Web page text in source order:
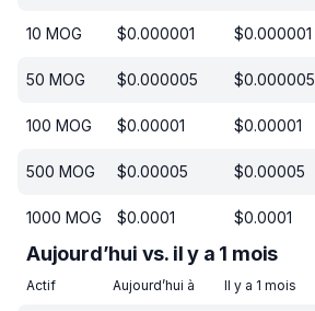
10 MOG $0.000001 $0.000001
50 MOG $0.000005 $0.000005
100 MOG $0.00001 $0.00001
500 MOG $0.00005 $0.00005
1000 MOG $0.0001 $0.0001
Aujourd’hui vs. il y a 1 mois
Actif Aujourd’hui à Il y a 1 mois